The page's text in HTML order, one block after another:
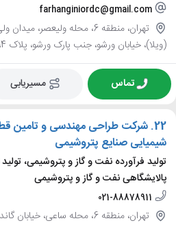
farhanginiordc@gmail.com
تهران، منطقه 6، محله
(ویلا)، خیابان ورشو، جنب پارک ورشو، پلاک 4، ساختمان غدیر
تماس مسیریابی
22. شرکت طراحی مهندسی و تامین
شیمیایی صنایع پتروشیمی
تولید فرآورده نفت و گاز و پتروشیمی،
پالایشگاهی نفت و گاز و پتروشیمی
021-88878911
تهران، منطقه 6، محله ساعی، خیابان گاندی، خیابان نهم، پلاک 38